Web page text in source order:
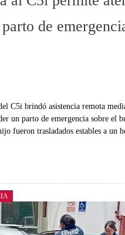
de
C5i brindó asistencia remota
un parto de emergencia sobre el
fueron trasladados estables a un